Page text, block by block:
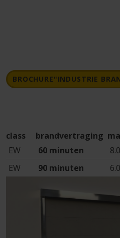
BROCHURE"INDUSTRIE
class brandvertraging
EW
60 minuten
EW
90 minuten